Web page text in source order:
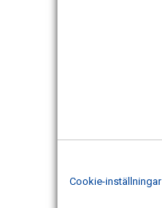
Cookie-inställningar